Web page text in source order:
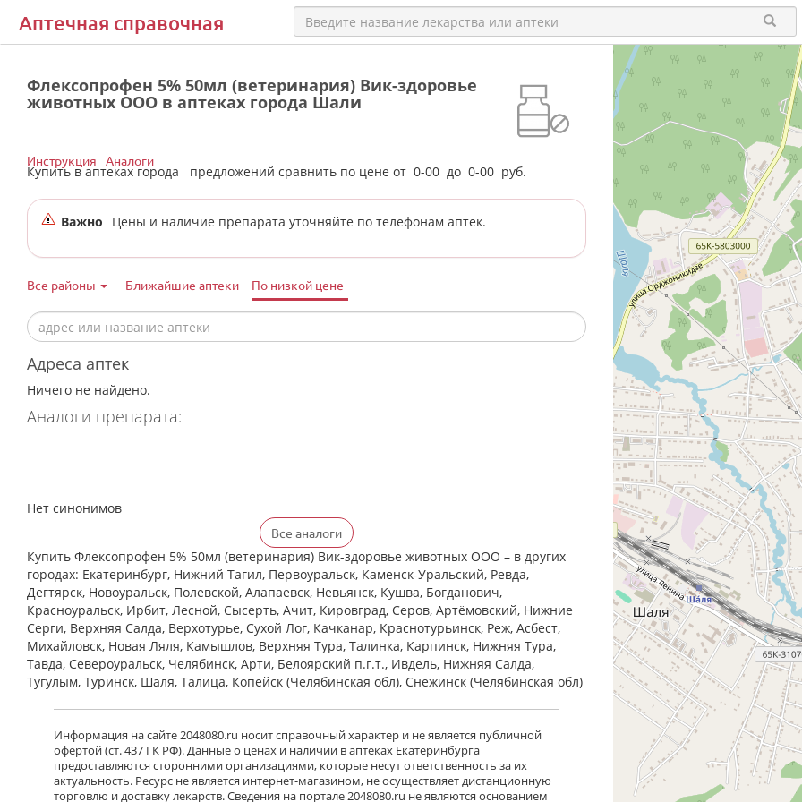
Аптечная справочная
Флексопрофен 5% 50мл (ветеринария) Вик-здоровье
животных ООО в аптеках города Шали
Купить в аптеках города предложений сравнить по цене от 0-00 до 0-00 руб.
Инструкция Аналоги
Важно Цены и наличие препарата уточняйте по телефонам аптек.
Все районы Ближайшие аптеки По низкой цене
Адреса аптек
Ничего не найдено.
Аналоги препарата:
Нет синонимов
Все аналоги
Купить Флексопрофен 5% 50мл (ветеринария) Вик-здоровье животных ООО – в других
городах: Екатеринбург, Нижний Тагил, Первоуральск, Каменск-Уральский, Ревда,
Дегтярск, Новоуральск, Полевской, Алапаевск, Невьянск, Кушва, Богданович,
Красноуральск, Ирбит, Лесной, Сысерть, Ачит, Кировград, Серов, Артёмовский, Нижние
Cерги, Верхняя Салда, Верхотурье, Сухой Лог, Качканар, Краснотурьинск, Реж, Асбест,
Михайловск, Новая Ляля, Камышлов, Верхняя Тура, Талинка, Карпинск, Нижняя Тура,
Тавда, Североуральск, Челябинск, Арти, Белоярский п.г.т., Ивдель, Нижняя Салда,
Тугулым, Туринск, Шаля, Талица, Копейск (Челябинская обл), Снежинск (Челябинская обл)
Информация на сайте 2048080.ru носит справочный характер и не является публичной
офертой (ст. 437 ГК РФ). Данные о ценах и наличии в аптеках Екатеринбурга
предоставляются сторонними организациями, которые несут ответственность за их
актуальность. Ресурс не является интернет-магазином, не осуществляет дистанционную
торговлю и доставку лекарств. Сведения на портале 2048080.ru не являются основанием